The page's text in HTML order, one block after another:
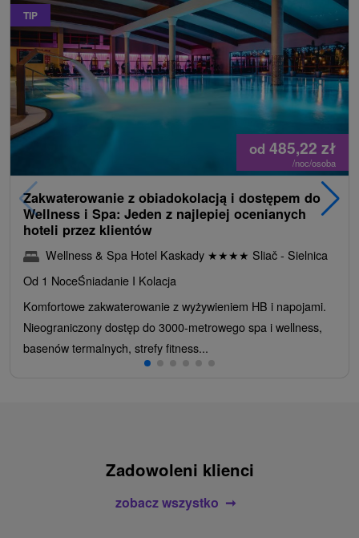
TIP
od 485,22 zł
/noc/osoba
Zakwaterowanie z obiadokolacją i dostępem do
Wellness i Spa: Jeden z najlepiej ocenianych
hoteli przez klientów
Wellness & Spa Hotel Kaskady ★★★★ Sliač - Sielnica
Od 1 NoceŚniadanie I Kolacja
Komfortowe zakwaterowanie z wyżywieniem HB i napojami.
Nieograniczony dostęp do 3000-metrowego spa i wellness,
basenów termalnych, strefy fitness...
Zadowoleni klienci
zobacz wszystko